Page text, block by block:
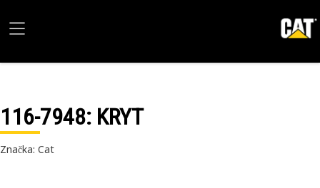
116-7948: KRYT
Značka: Cat